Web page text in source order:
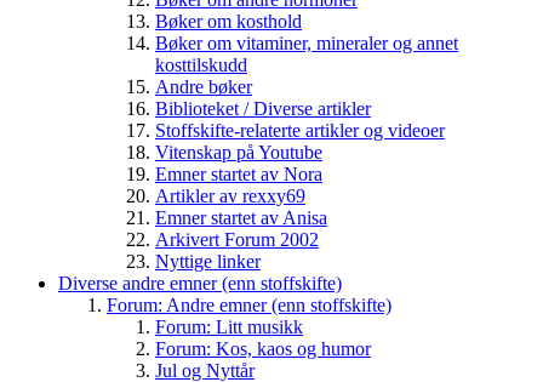
Bøker om kosthold
Bøker om vitaminer, mineraler og annet
kosttilskudd
Andre bøker
Biblioteket / Diverse artikler
Stoffskifte-relaterte artikler og videoer
Vitenskap på Youtube
Emner startet av Nora
Artikler av rexxy69
Emner startet av Anisa
Arkivert Forum 2002
Nyttige linker
Diverse andre emner (enn stoffskifte)
Forum: Andre emner (enn stoffskifte)
Forum: Litt musikk
Forum: Kos, kaos og humor
Jul og Nyttår